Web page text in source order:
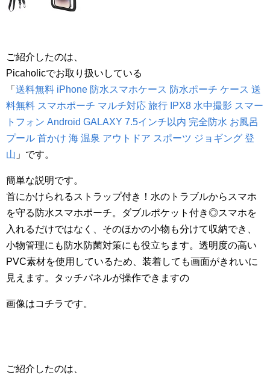
ご紹介したのは、
Picaholicでお取り扱いしている
「 送料無料 iPhone 防水スマホケース 防水ポーチ ケース 送
料無料 スマホポーチ マルチ対応 旅行 IPX8 水中撮影 スマー
トフォン Android GALAXY 7.5インチ以内 完全防水 お風呂
プール 首かけ 海 温泉 アウトドア スポーツ ジョギング 登
山 」です。
簡単な説明です。
首にかけられるストラップ付き！水のトラブルからスマホ
を守る防水スマホポーチ。ダブルポケット付き◎スマホを
入れるだけではなく、そのほかの小物も分けて収納でき、
小物管理にも防水防菌対策にも役立ちます。透明度の高い
PVC素材を使用しているため、装着しても画面がきれいに
見えます。タッチパネルが操作できますの
画像はコチラです。
ご紹介したのは、